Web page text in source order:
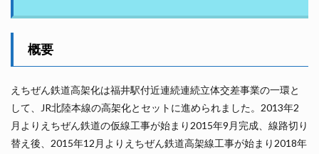
概要
えちぜん鉄道高架化は福井駅付近連続連続立体交差事業の一環と
して、JR北陸本線の高架化とセットに進められました。2013年2
月よりえちぜん鉄道の仮線工事が始まり2015年9月完成、線路切り
替え後、2015年12月よりえちぜん鉄道高架線工事が始まり2018年